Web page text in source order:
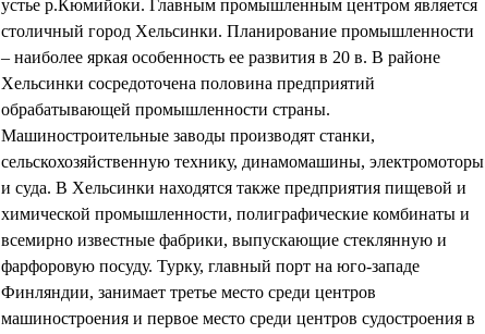
устье р.Кюмийоки. Главным промышленным центром является
столичный город Хельсинки. Планирование промышленности
– наиболее яркая особенность ее развития в 20 в. В районе
Хельсинки сосредоточена половина предприятий
обрабатывающей промышленности страны.
Машиностроительные заводы производят станки,
сельскохозяйственную технику, динамомашины, электромоторы
и суда. В Хельсинки находятся также предприятия пищевой и
химической промышленности, полиграфические комбинаты и
всемирно известные фабрики, выпускающие стеклянную и
фарфоровую посуду. Турку, главный порт на юго-западе
Финляндии, занимает третье место среди центров
машиностроения и первое место среди центров судостроения в